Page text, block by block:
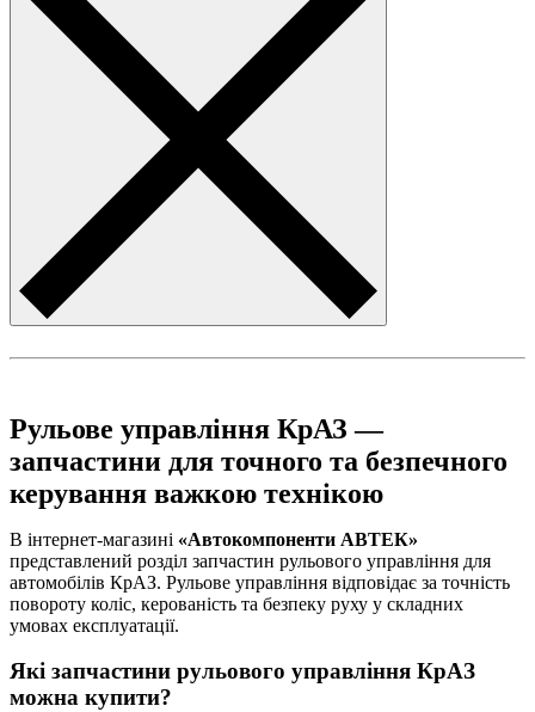
Рульове управління КрАЗ —
запчастини для точного та безпечного
керування важкою технікою
В інтернет-магазині «Автокомпоненти АВТЕК»
представлений розділ запчастин рульового управління для
автомобілів КрАЗ. Рульове управління відповідає за точність
повороту коліс, керованість та безпеку руху у складних
умовах експлуатації.
Які запчастини рульового управління КрАЗ
можна купити?